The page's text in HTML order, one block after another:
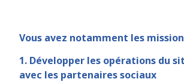
Vous avez notamment les
1. Développer les opérations du
avec les partenaires sociaux